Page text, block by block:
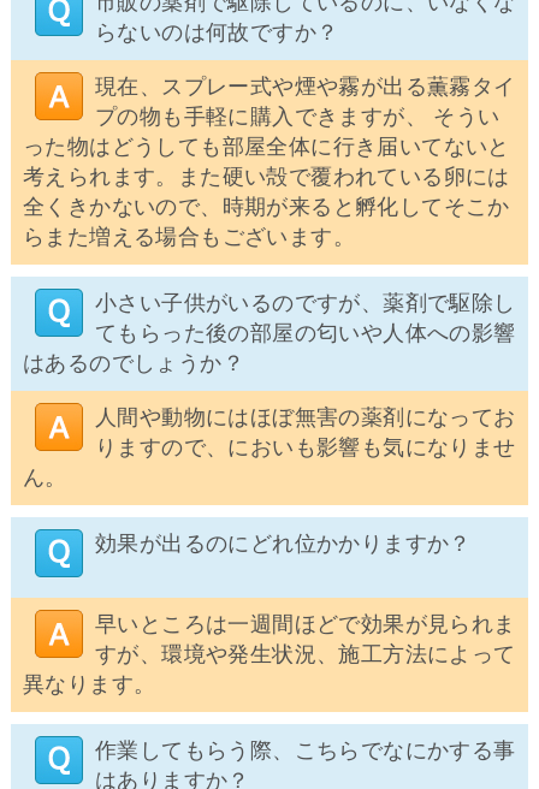
らないのは何故ですか？
現在、スプレー式や煙や霧が出る薫霧タイ
プの物も手軽に購入できますが、 そうい
った物はどうしても部屋全体に行き届いてないと
考えられます。また硬い殻で覆われている卵には
全くきかないので、時期が来ると孵化してそこか
らまた増える場合もございます。
小さい子供がいるのですが、薬剤で駆除し
てもらった後の部屋の匂いや人体への影響
はあるのでしょうか？
人間や動物にはほぼ無害の薬剤になってお
りますので、においも影響も気になりませ
ん。
効果が出るのにどれ位かかりますか？
早いところは一週間ほどで効果が見られま
すが、環境や発生状況、施工方法によって
異なります。
作業してもらう際、こちらでなにかする事
はありますか？